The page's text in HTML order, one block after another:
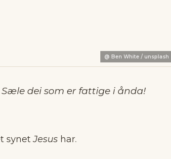
@ Ben White / unsplash
dei som er fattige i ånda!
synetJesus har.